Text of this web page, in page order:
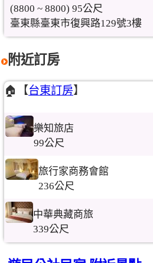
(8800 ~ 8800) 95公尺
臺東縣臺東市復興路129號3樓
附近訂房
🏠【台東訂房】
樂知旅店
99公尺
旅行家商務會館
236公尺
中華典藏商旅
339公尺